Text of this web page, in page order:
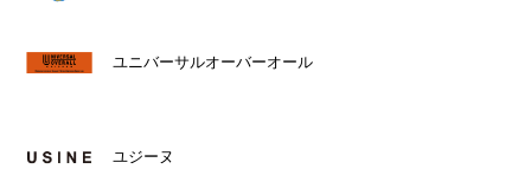
ユニバーサルオーバーオール
ユジーヌ